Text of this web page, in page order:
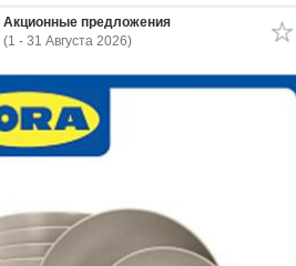
Акционные предложения
(1 - 31 Августа 2026)